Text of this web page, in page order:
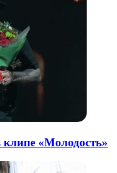
«Молодость»